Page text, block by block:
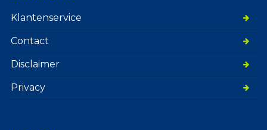
Klantenservice
Contact
Disclaimer
Privacy